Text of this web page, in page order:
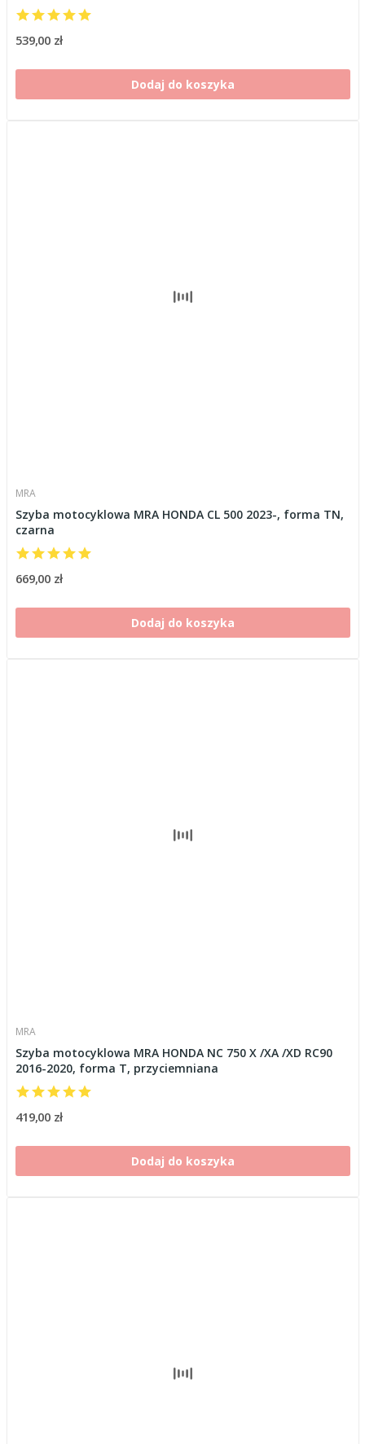
539,00 zł
Dodaj do koszyka
MRA
Szyba motocyklowa MRA HONDA CL 500 2023-, forma TN,
czarna
669,00 zł
Dodaj do koszyka
MRA
Szyba motocyklowa MRA HONDA NC 750 X /XA /XD RC90
2016-2020, forma T, przyciemniana
419,00 zł
Dodaj do koszyka